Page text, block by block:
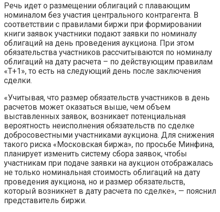
Речь идет о размещении облигаций с плавающим
номиналом без участия центрального контрагента. В
соответствии с правилами биржи при формировании
книги заявок участники подают заявки по номиналу
облигаций на день проведения аукциона. При этом
обязательства участников рассчитываются по номиналу
облигаций на дату расчета – по действующим правилам
«Т+1», то есть на следующий день после заключения
сделки.
«Учитывая, что размер обязательств участников в день
расчетов может оказаться выше, чем объем
выставленных заявок, возникает потенциальная
вероятность неисполнения обязательств по сделке
добросовестными участниками аукциона. Для снижения
такого риска «Московская биржа», по просьбе Минфина,
планирует изменить систему сбора заявок, чтобы
участникам при подаче заявки на аукцион отображалась
не только номинальная стоимость облигаций на дату
проведения аукциона, но и размер обязательств,
который возникнет в дату расчета по сделке», — пояснил
представитель биржи.